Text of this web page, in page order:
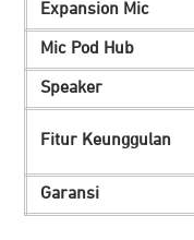
Expansion Mic
Mic Pod Hub
Speaker
Fitur Keunggulan
Garansi